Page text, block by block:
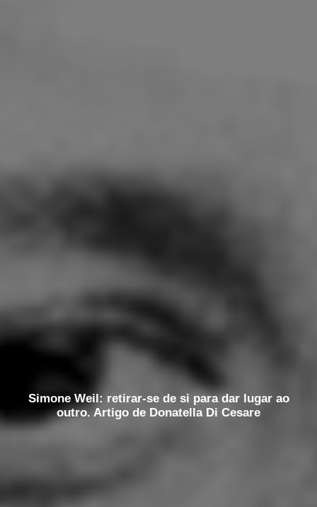
Simone Weil: retirar-se de si para dar lugar ao
outro. Artigo de Donatella Di Cesare